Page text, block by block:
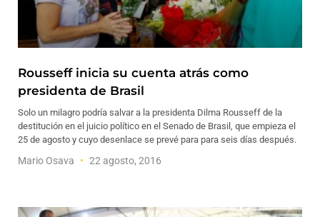
Rousseff inicia su cuenta atrás como
presidenta de Brasil
Solo un milagro podría salvar a la presidenta Dilma Rousseff de la
destitución en el juicio político en el Senado de Brasil, que empieza el
25 de agosto y cuyo desenlace se prevé para para seis días después.
Mario Osava 22 agosto, 2016